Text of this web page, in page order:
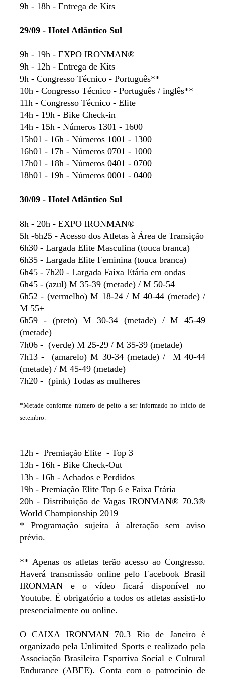
9h - 18h - Entrega de Kits
29/09 - Hotel Atlântico Sul
9h - 19h - EXPO IRONMAN®
9h - 12h - Entrega de Kits
9h - Congresso Técnico - Português**
10h - Congresso Técnico - Português / inglês**
11h - Congresso Técnico - Elite
14h - 19h - Bike Check-in
14h - 15h - Números 1301 - 1600
15h01 - 16h - Números 1001 - 1300
16h01 - 17h - Números 0701 - 1000
17h01 - 18h - Números 0401 - 0700
18h01 - 19h - Números 0001 - 0400
30/09 - Hotel Atlântico Sul
8h - 20h - EXPO IRONMAN®
5h -6h25 - Acesso dos Atletas à Área de Transição
6h30 - Largada Elite Masculina (touca branca)
6h35 - Largada Elite Feminina (touca branca)
6h45 - 7h20 - Largada Faixa Etária em ondas
6h45 - (azul) M 35-39 (metade) / M 50-54
6h52 - (vermelho) M 18-24 / M 40-44 (metade) /
M 55+
6h59 - (preto) M 30-34 (metade) / M 45-49
(metade)
7h06 - (verde) M 25-29 / M 35-39 (metade)
7h13 - (amarelo) M 30-34 (metade) / M 40-44
(metade) / M 45-49 (metade)
7h20 - (pink) Todas as mulheres
*Metade conforme número de peito a ser informado no ínicio de
setembro.
12h - Premiação Elite - Top 3
13h - 16h - Bike Check-Out
13h - 16h - Achados e Perdidos
19h - Premiação Elite Top 6 e Faixa Etária
20h - Distribuição de Vagas IRONMAN® 70.3®
World Championship 2019
* Programação sujeita à alteração sem aviso
prévio.
** Apenas os atletas terão acesso ao Congresso.
Haverá transmissão online pelo Facebook Brasil
IRONMAN e o vídeo ficará disponível no
Youtube. É obrigatório a todos os atletas assisti-lo
presencialmente ou online.
O CAIXA IRONMAN 70.3 Rio de Janeiro é
organizado pela Unlimited Sports e realizado pela
Associação Brasileira Esportiva Social e Cultural
Endurance (ABEE). Conta com o patrocínio de